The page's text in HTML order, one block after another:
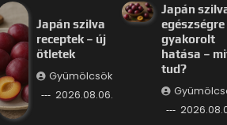
Japán szilva
receptek – új
ötletek
Gyümölcsök
2026.08.06.
Japán
egészségre
gyakorolt
hatása –
tud?